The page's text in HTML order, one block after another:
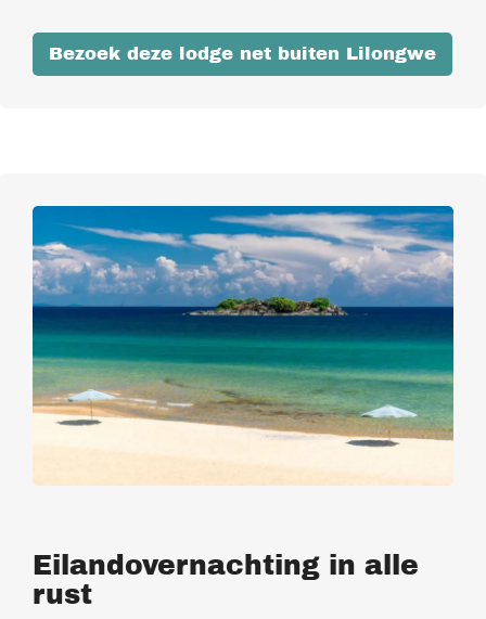
Bezoek deze lodge net buiten Lilongwe
Eilandovernachting in alle
rust